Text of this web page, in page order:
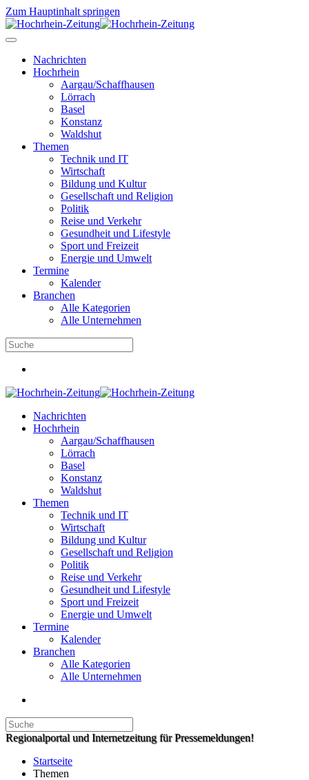
Zum Hauptinhalt springen
Nachrichten
Hochrhein
Aargau/Schaffhausen
Lörrach
Basel
Konstanz
Waldshut
Themen
Technik und IT
Wirtschaft
Bildung und Kultur
Gesellschaft und Religion
Politik
Reise und Verkehr
Gesundheit und Lifestyle
Sport und Freizeit
Energie und Umwelt
Termine
Kalender
Branchen
Alle Kategorien
Alle Unternehmen
Nachrichten
Hochrhein
Aargau/Schaffhausen
Lörrach
Basel
Konstanz
Waldshut
Themen
Technik und IT
Wirtschaft
Bildung und Kultur
Gesellschaft und Religion
Politik
Reise und Verkehr
Gesundheit und Lifestyle
Sport und Freizeit
Energie und Umwelt
Termine
Kalender
Branchen
Alle Kategorien
Alle Unternehmen
Regionalportal und Internetzeitung für Pressemeldungen!
Startseite
Themen